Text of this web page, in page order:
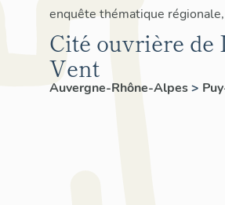
enquête thématique
Cité ouvrière de
Vent
Auvergne-Rhône-Alpes>